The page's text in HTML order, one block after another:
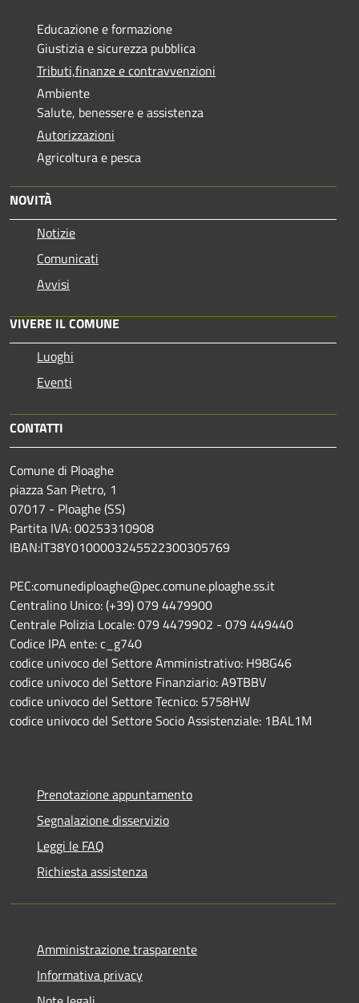
Educazione e formazione
Giustizia e sicurezza pubblica
Tributi,finanze e contravvenzioni
Ambiente
Salute, benessere e assistenza
Autorizzazioni
Agricoltura e pesca
NOVITÀ
Notizie
Comunicati
Avvisi
VIVERE IL COMUNE
Luoghi
Eventi
CONTATTI
Comune di Ploaghe
piazza San Pietro, 1
07017 - Ploaghe (SS)
Partita IVA: 00253310908
IBAN:IT38Y0100003245522300305769
PEC:comunediploaghe@pec.comune.ploaghe.ss.it
Centralino Unico: (+39) 079 4479900
Centrale Polizia Locale: 079 4479902 - 079 449440
Codice IPA ente: c_g740
codice univoco del Settore Amministrativo: H98G46
codice univoco del Settore Finanziario: A9TBBV
codice univoco del Settore Tecnico: 5758HW
codice univoco del Settore Socio Assistenziale: 1BAL1M
Prenotazione appuntamento
Segnalazione disservizio
Leggi le FAQ
Richiesta assistenza
Amministrazione trasparente
Informativa privacy